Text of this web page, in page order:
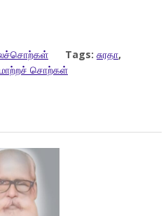
Tags: சுரதா,
சொற்கள்